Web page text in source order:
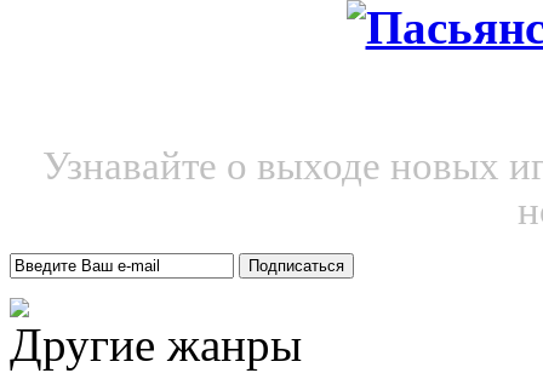
Узнавайте о выходе новых
Другие жанры